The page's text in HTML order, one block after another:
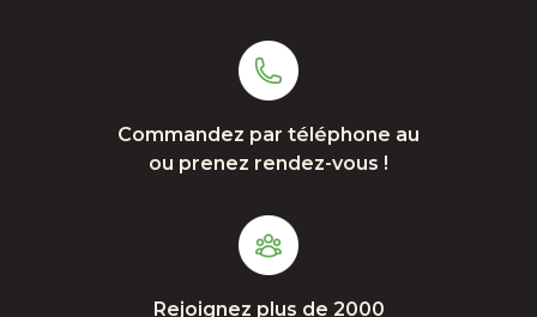
Commandez par téléphone au
ou prenez rendez-vous !
Rejoignez plus de 2000